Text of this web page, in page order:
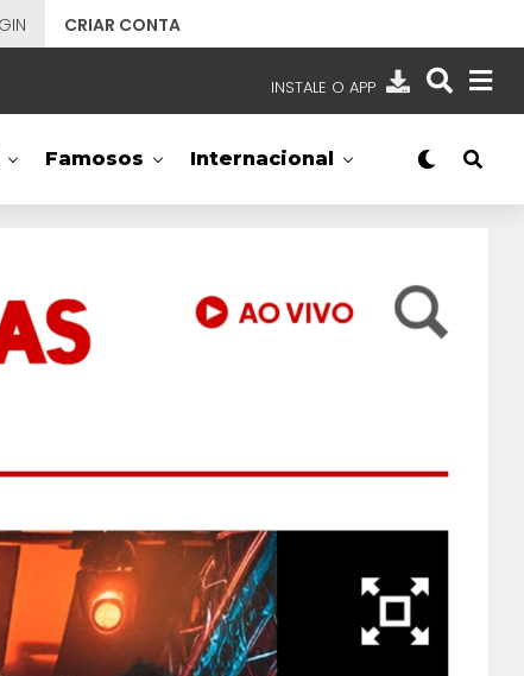
CRIAR CONTA
INSTALE O APP
NOSSAS REDES APP TV SBT
- SISTEMA BRASILEIRO DE TELEVISÃO
Famosos Internacional